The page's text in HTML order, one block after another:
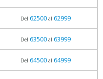
Del 62500al 62999
Del 63500al 63999
Del 64500al 64999